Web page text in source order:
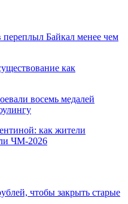
Байкал менее чем
как
восемь медалей
как жители
ЧМ-2026
чтобы закрыть старые